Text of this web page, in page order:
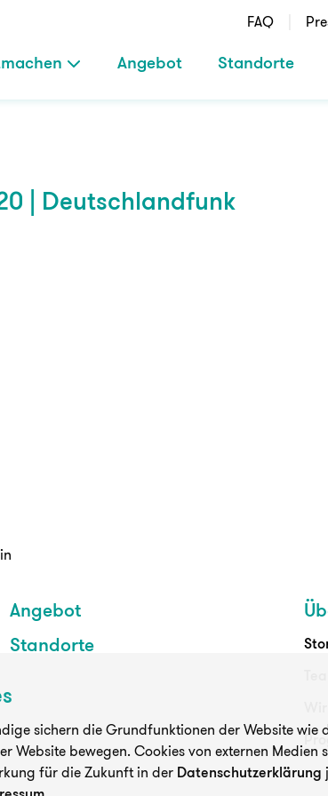
FAQ
Angebot Standorte
| Deutschlandfunk
Angebot
Standorte
sichern die Grundfunktionen der Website
Website bewegen. Cookies von externen
für die Zukunft in der Datenschutzerklärung